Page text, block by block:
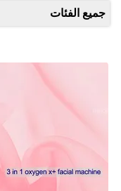
جميع الفئات